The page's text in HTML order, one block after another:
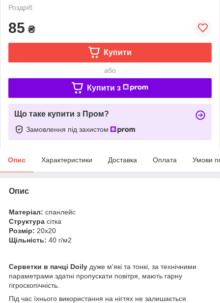
Роздріб
85 ₴
Купити
або
Купити з
Що таке купити з Пром?
Замовлення під захистом
Опис Характеристики Доставка Оплата Умови
Опис
Матеріал: спанлейс
Структура сітка
Розмір: 20х20
Щільність: 40 г/м2
Серветки в пачці Doily дуже м'які та тонкі, за технічними
параметрами здатні пропускати повітря, мають гарну
гігроскопічність.
Під час їхнього використання на нігтях не залишається